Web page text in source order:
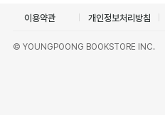
이용약관 개인정보처리방침
© YOUNGPOONG BOOKSTORE INC.